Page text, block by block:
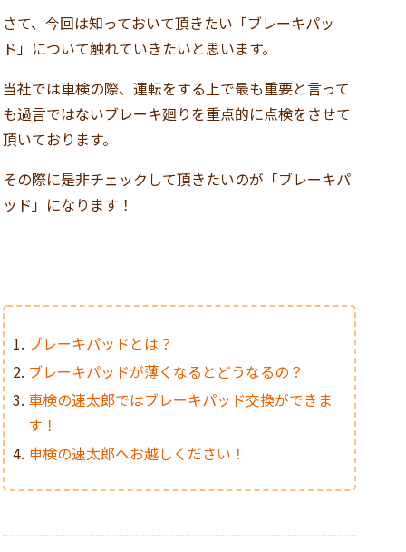
さて、今回は知っておいて頂きたい「ブレーキパッ
ド」について触れていきたいと思います。
当社では車検の際、運転をする上で最も重要と言って
も過言ではないブレーキ廻りを重点的に点検をさせて
頂いております。
その際に是非チェックして頂きたいのが「ブレーキパ
ッド」になります！
ブレーキパッドとは？
ブレーキパッドが薄くなるとどうなるの？
車検の速太郎ではブレーキパッド交換ができま
す！
車検の速太郎へお越しください！